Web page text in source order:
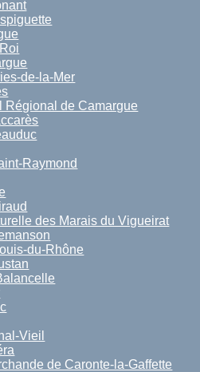
de-la-Mer
Régional de Camargue
Raymond
des Marais du Vigueirat
du-Rhône
Vieil
de Caronte-la-Gaffette